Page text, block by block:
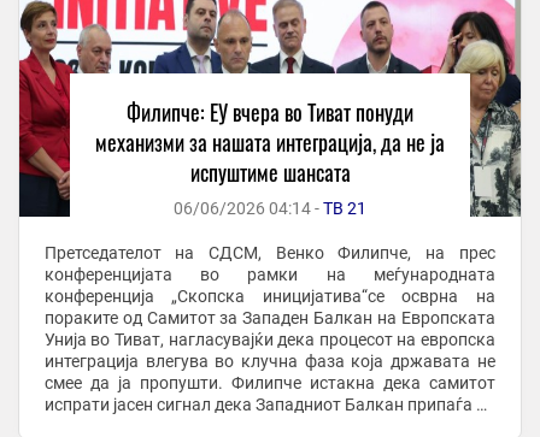
Филипче: ЕУ вчера во Тиват понуди
механизми за нашата интеграција, да не ја
испуштиме шансата
06/06/2026 04:14 -ТВ 21
Претседателот на СДСМ, Венко Филипче, на прес
конференцијата во рамки на меѓународната
конференција „Скопска иницијатива“се осврна на
пораките од Самитот за Западен Балкан на Европската
Унија во Тиват, нагласувајќи дека процесот на европска
интеграција влегува во клучна фаза која државата не
смее да ја пропушти. Филипче истакна дека самитот
испрати јасен сигнал дека Западниот Балкан припаѓа во